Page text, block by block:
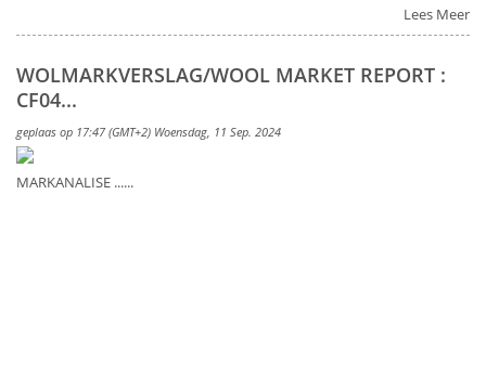
Lees Meer
WOLMARKVERSLAG/WOOL MARKET REPORT :
CF04...
geplaas op 17:47 (GMT+2) Woensdag, 11 Sep. 2024
MARKANALISE ......